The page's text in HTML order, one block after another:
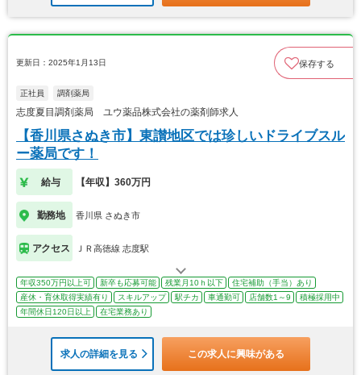
更新日：2025年1月13日 保存する
正社員 調剤薬局
志度夏目調剤薬局 ユウ薬品株式会社の薬剤師求人
【香川県さぬき市】東讃地区では珍しいドライブスル
ー薬局です！
給与 【年収】360万円
勤務地 香川県 さぬき市
アクセス ＪＲ高徳線 志度駅
年収350万円以上可 新卒も応募可能 残業月10ｈ以下
住宅補助（手当）あり
産休・育休取得実績有り
スキルアップ 駅チカ 車通勤可 店舗数1～9
積極採用中
年間休日120日以上
在宅業務あり
求人の詳細を見る この求人に興味がある